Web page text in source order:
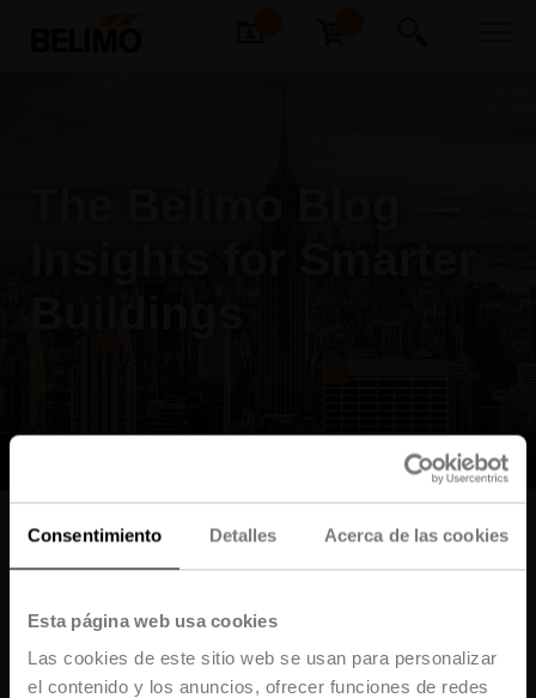
Consentimiento Detalles Acerca de las cookies
Esta página web usa cookies
Las cookies de este sitio web se usan para personalizar
el contenido y los anuncios, ofrecer funciones de redes
Subscribe for the Latest From Belimo